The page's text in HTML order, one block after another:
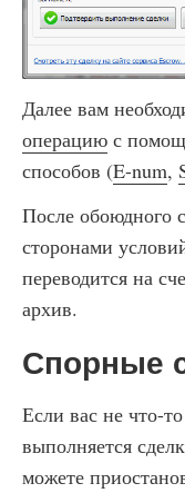
Далее вам
операцию с
способов (E-num,
После обоюдного
сторонами
переводится на
архив.
Спорные
Если вас не что-
выполняется
можете